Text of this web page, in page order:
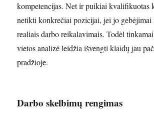
kompetencijas. Net ir puikiai kvalifikuotas
netikti konkrečiai pozicijai, jei jo gebėjimai
realiais darbo reikalavimais. Todėl
vietos analizė leidžia išvengti klaidų jau
pradžioje.
Darbo skelbimų rengimas